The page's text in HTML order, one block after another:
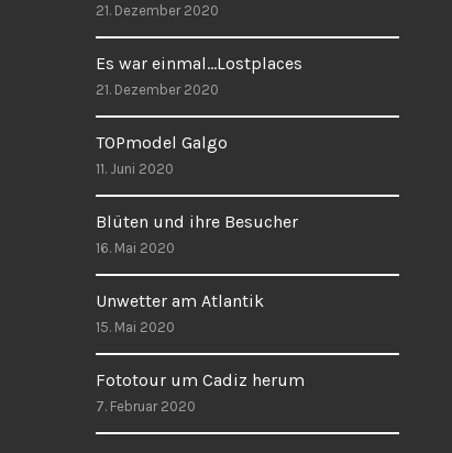
21. Dezember 2020
Es war einmal…Lostplaces
21. Dezember 2020
TOPmodel Galgo
11. Juni 2020
Blüten und ihre Besucher
16. Mai 2020
Unwetter am Atlantik
15. Mai 2020
Fototour um Cadiz herum
7. Februar 2020